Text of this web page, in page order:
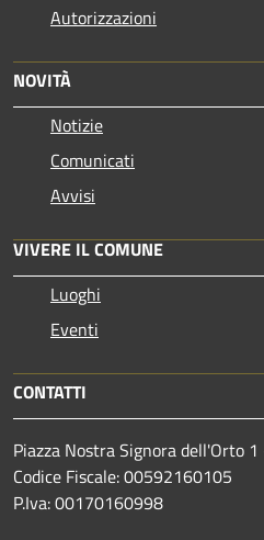
Autorizzazioni
NOVITÀ
Notizie
Comunicati
Avvisi
VIVERE IL COMUNE
Luoghi
Eventi
CONTATTI
Piazza Nostra Signora dell'Orto
Codice Fiscale: 00592160105
P.Iva: 00170160998